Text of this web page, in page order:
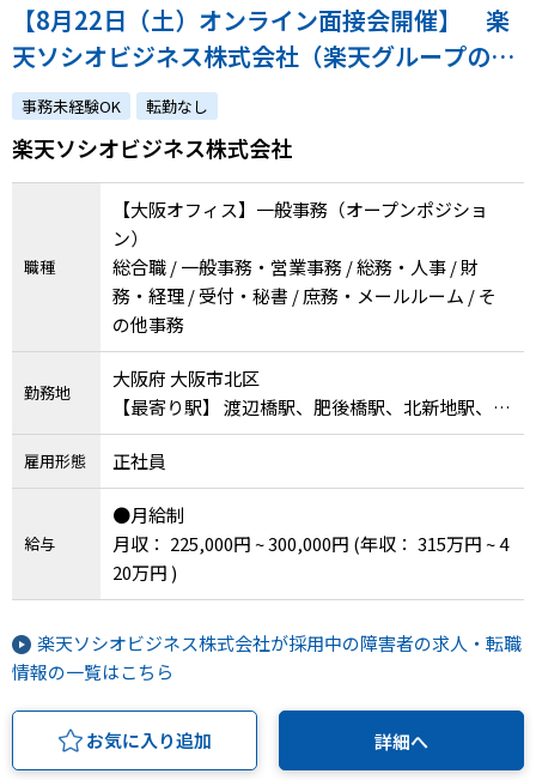
【8月22日（土）オンライン面接会開催】 楽
天ソシオビジネス株式会社（楽天グループの特
例子会社◎意欲重視！主体的ににチャレンジで
きる環境があります。）
事務未経験OK 転勤なし
楽天ソシオビジネス株式会社
職種
【大阪オフィス】一般事務（オープンポジショ
ン）
総合職 / 一般事務・営業事務 / 総務・人事 / 財
務・経理 / 受付・秘書 / 庶務・メールルーム / そ
の他事務
勤務地
大阪府 大阪市北区
【最寄り駅】 渡辺橋駅、肥後橋駅、北新地駅、淀
屋橋駅、大阪駅
雇用形態 正社員
給与
●月給制
月収： 225,000円 ~ 300,000円 (年収： 315万円 ~ 4
20万円 )
楽天ソシオビジネス株式会社が採用中の障害者の求人・転職
情報の一覧はこちら
お気に入り追加 詳細へ